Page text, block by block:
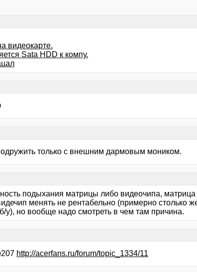
видеокарте.
Sata HDD к компу.
только с внешним дармовым моником.
подыхания матрицы либо видеочипа, матрица
менять не рентабельно (примерно столько
у), но вообще надо смотреть в чем там причина.
http://acerfans.ru/forum/topic_1334/11